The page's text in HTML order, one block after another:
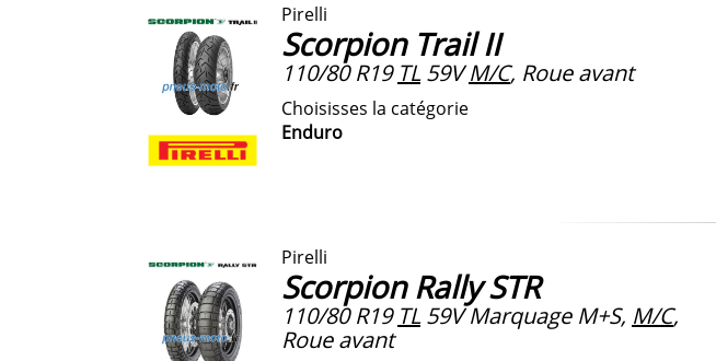
Pirelli
Scorpion Trail II
110/80 R19 TL59V M/C, Roue avant
Choisisses la catégorie
Enduro
Pirelli
Scorpion Rally STR
110/80 R19 TL59V Marquage M+S, M/C,
Roue avant